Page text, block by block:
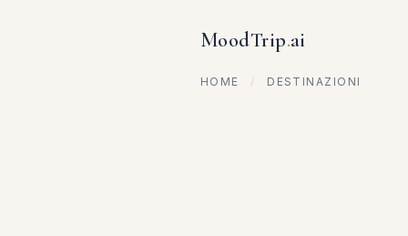
MoodTrip.ai
HOME / DESTINAZIONI